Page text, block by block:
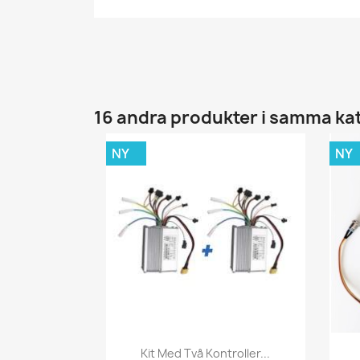
16 andra produkter i samma
Snabbvy
Kit Med Två Kontroller...
NY NY